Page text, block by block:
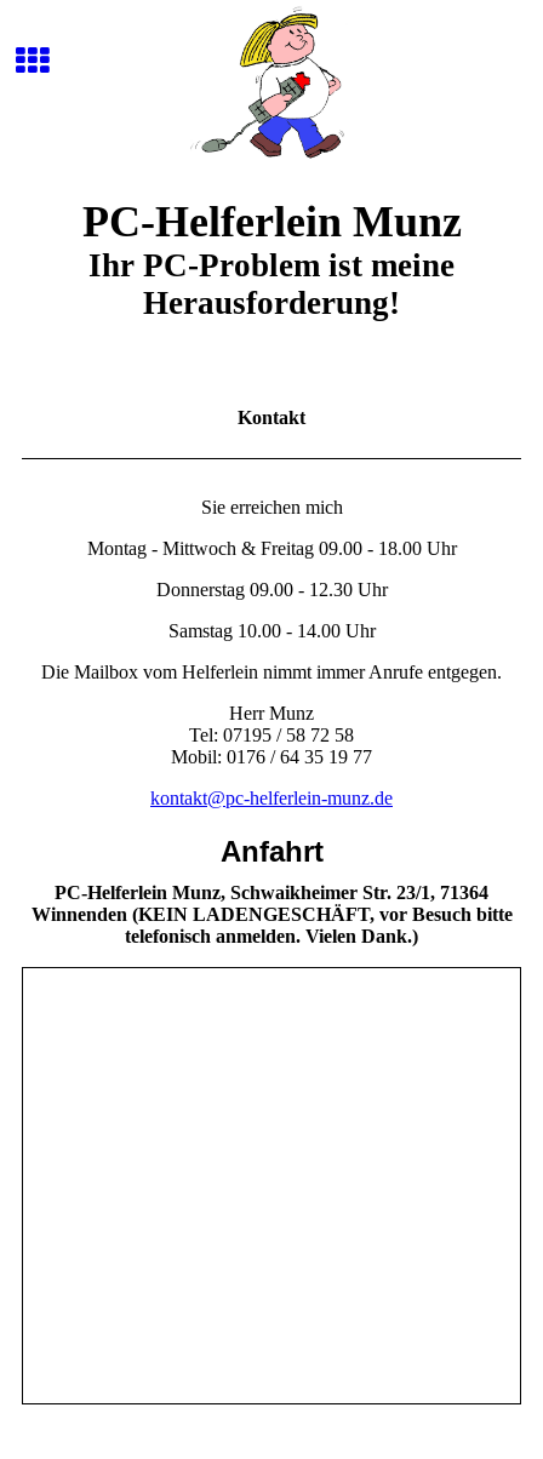
PC-Helferlein Munz
Ihr PC-Problem ist meine
Herausforderung!
Kontakt
Sie erreichen mich
Montag - Mittwoch & Freitag 09.00 - 18.00 Uhr
Donnerstag 09.00 - 12.30 Uhr
Samstag 10.00 - 14.00 Uhr
Die Mailbox vom Helferlein nimmt immer Anrufe entgegen.
Herr Munz
Tel: 07195 / 58 72 58
Mobil: 0176 / 64 35 19 77
kontakt@pc-helferlein-munz.de
Anfahrt
PC-Helferlein Munz, Schwaikheimer Str. 23/1, 71364
Winnenden (KEIN LADENGESCHÄFT, vor Besuch bitte
telefonisch anmelden. Vielen Dank.)